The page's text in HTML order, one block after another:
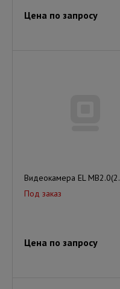
Цена по запросу
Видеокамера EL
Под заказ
Цена по запросу